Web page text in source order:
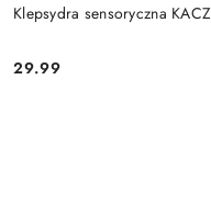
Klepsydra sensoryczna
Cena:
29.99